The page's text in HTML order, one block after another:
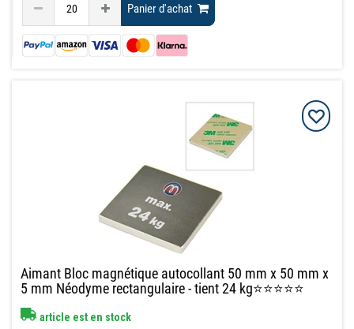
Panier d'achat
Aimant Bloc magnétique autocollant 50 mm x 50 mm x
5 mm Néodyme rectangulaire - tient 24 kg⭐⭐⭐⭐⭐
article est en stock